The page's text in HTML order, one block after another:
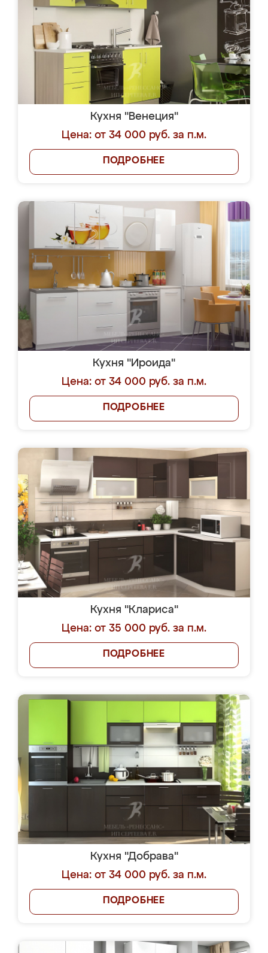
Кухня "Венеция"
Цена: от 34 000 руб. за п.м.
ПОДРОБНЕЕ
Кухня "Ироида"
Цена: от 34 000 руб. за п.м.
ПОДРОБНЕЕ
Кухня "Клариса"
Цена: от 35 000 руб. за п.м.
ПОДРОБНЕЕ
Кухня "Добрава"
Цена: от 34 000 руб. за п.м.
ПОДРОБНЕЕ